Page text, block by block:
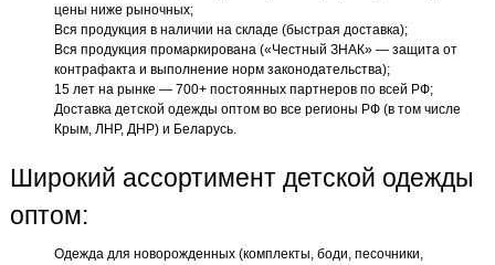
цены ниже рыночных;
Вся продукция в наличии на складе (быстрая доставка);
Вся продукция промаркирована («Честный ЗНАК» — защита от
контрафакта и выполнение норм законодательства);
15 лет на рынке — 700+ постоянных партнеров по всей РФ;
Доставка детской одежды оптом во все регионы РФ (в том числе
Крым, ЛНР, ДНР) и Беларусь.
Широкий ассортимент детской одежды
оптом:
Одежда для новорожденных (комплекты, боди, песочники,